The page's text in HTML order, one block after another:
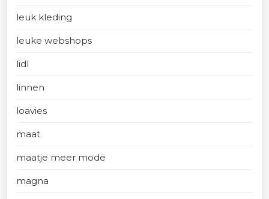
leuk kleding
leuke webshops
lidl
linnen
loavies
maat
maatje meer mode
magna